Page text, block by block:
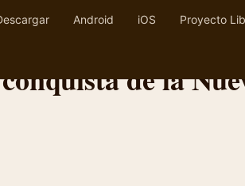
Android iOS Proyecto
de la